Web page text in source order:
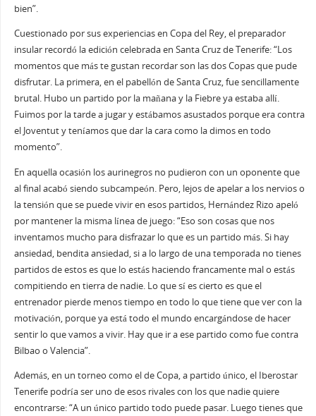
bien”.
Cuestionado por sus experiencias en Copa del Rey, el preparador
insular recordó la edición celebrada en Santa Cruz de Tenerife: “Los
momentos que más te gustan recordar son las dos Copas que pude
disfrutar. La primera, en el pabellón de Santa Cruz, fue sencillamente
brutal. Hubo un partido por la mañana y la Fiebre ya estaba allí.
Fuimos por la tarde a jugar y estábamos asustados porque era contra
el Joventut y teníamos que dar la cara como la dimos en todo
momento”.
En aquella ocasión los aurinegros no pudieron con un oponente que
al final acabó siendo subcampeón. Pero, lejos de apelar a los nervios o
la tensión que se puede vivir en esos partidos, Hernández Rizo apeló
por mantener la misma línea de juego: “Eso son cosas que nos
inventamos mucho para disfrazar lo que es un partido más. Si hay
ansiedad, bendita ansiedad, si a lo largo de una temporada no tienes
partidos de estos es que lo estás haciendo francamente mal o estás
compitiendo en tierra de nadie. Lo que sí es cierto es que el
entrenador pierde menos tiempo en todo lo que tiene que ver con la
motivación, porque ya está todo el mundo encargándose de hacer
sentir lo que vamos a vivir. Hay que ir a ese partido como fue contra
Bilbao o Valencia”.
Además, en un torneo como el de Copa, a partido único, el Iberostar
Tenerife podría ser uno de esos rivales con los que nadie quiere
encontrarse: “A un único partido todo puede pasar. Luego tienes que